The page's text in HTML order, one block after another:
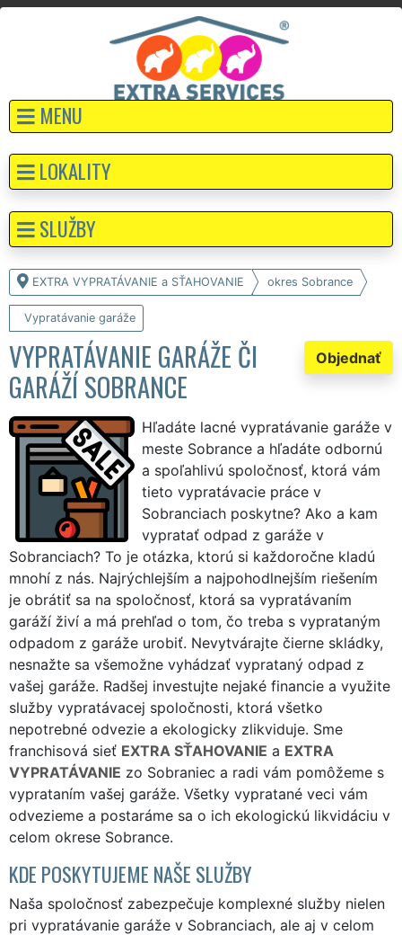
MENU
EXTRA VYPRATÁVANIE a SŤAHOVANIE okres Sobrance
Vypratávanie garáže
Objednať
VYPRATÁVANIE GARÁŽE ČI
GARÁŽÍ SOBRANCE
Hľadáte lacné vypratávanie garáže v
meste Sobrance a hľadáte odbornú
a spoľahlivú spoločnosť, ktorá vám
tieto vypratávacie práce v
Sobranciach poskytne? Ako a kam
vypratať odpad z garáže v
Sobranciach? To je otázka, ktorú si každoročne kladú
mnohí z nás. Najrýchlejším a najpohodlnejším riešením
je obrátiť sa na spoločnosť, ktorá sa vypratávaním
garáží živí a má prehľad o tom, čo treba s vyprataným
odpadom z garáže urobiť. Nevytvárajte čierne skládky,
nesnažte sa všemožne vyhádzať vyprataný odpad z
vašej garáže. Radšej investujte nejaké financie a využite
služby vypratávacej spoločnosti, ktorá všetko
nepotrebné odvezie a ekologicky zlikviduje. Sme
franchisová sieť EXTRA SŤAHOVANIE a EXTRA
VYPRATÁVANIE zo Sobraniec a radi vám pomôžeme s
vyprataním vašej garáže. Všetky vypratané veci vám
odvezieme a postaráme sa o ich ekologickú likvidáciu v
celom okrese Sobrance.
KDE POSKYTUJEME NAŠE SLUŽBY
Naša spoločnosť zabezpečuje komplexné služby nielen
pri vypratávanie garáže v Sobranciach, ale aj v celom
LOKALITY
SLUŽBY